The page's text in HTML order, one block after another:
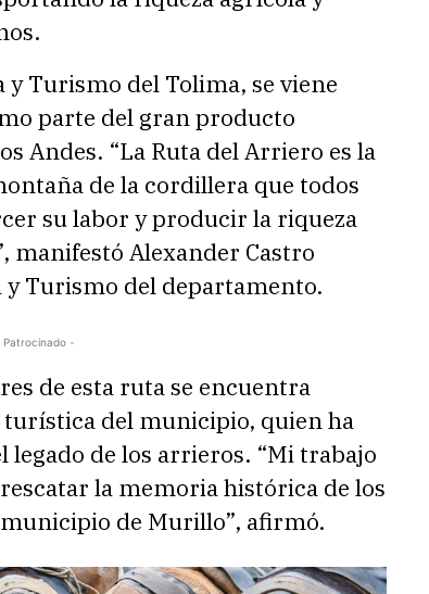
y Turismo del Tolima, se viene
parte del gran producto
Andes. “La Ruta del Arriero es la
de la cordillera que todos
su labor y producir la riqueza
manifestó Alexander Castro
y Turismo del departamento.
Patrocinado -
de esta ruta se encuentra
turística del municipio, quien ha
legado de los arrieros. “Mi trabajo
la memoria histórica de los
de Murillo”, afirmó.